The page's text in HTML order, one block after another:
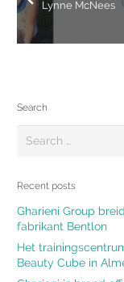
Lynne McNees
Search
Search
Recent posts
Gharieni Group
fabrikant Bentlon
Het
Beauty Cube in